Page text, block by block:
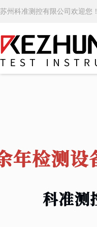
苏州科准测控有限公司欢迎您！